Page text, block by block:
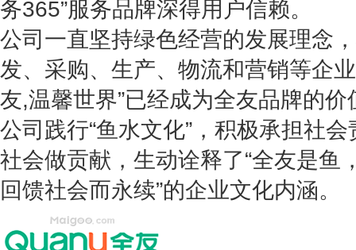
务365”服务品牌深得用户信赖。
公司一直坚持绿色经营的发展理念
发、采购、生产、物流和营销等企
友,温馨世界”已经成为全友品牌的
公司践行“鱼水文化”，积极承担社
社会做贡献，生动诠释了“全友是鱼
回馈社会而永续”的企业文化内涵。